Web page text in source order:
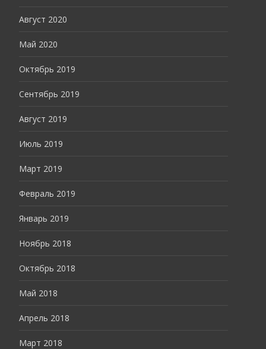
Август 2020
Май 2020
Октябрь 2019
Сентябрь 2019
Август 2019
Июль 2019
Март 2019
Февраль 2019
Январь 2019
Ноябрь 2018
Октябрь 2018
Май 2018
Апрель 2018
Март 2018